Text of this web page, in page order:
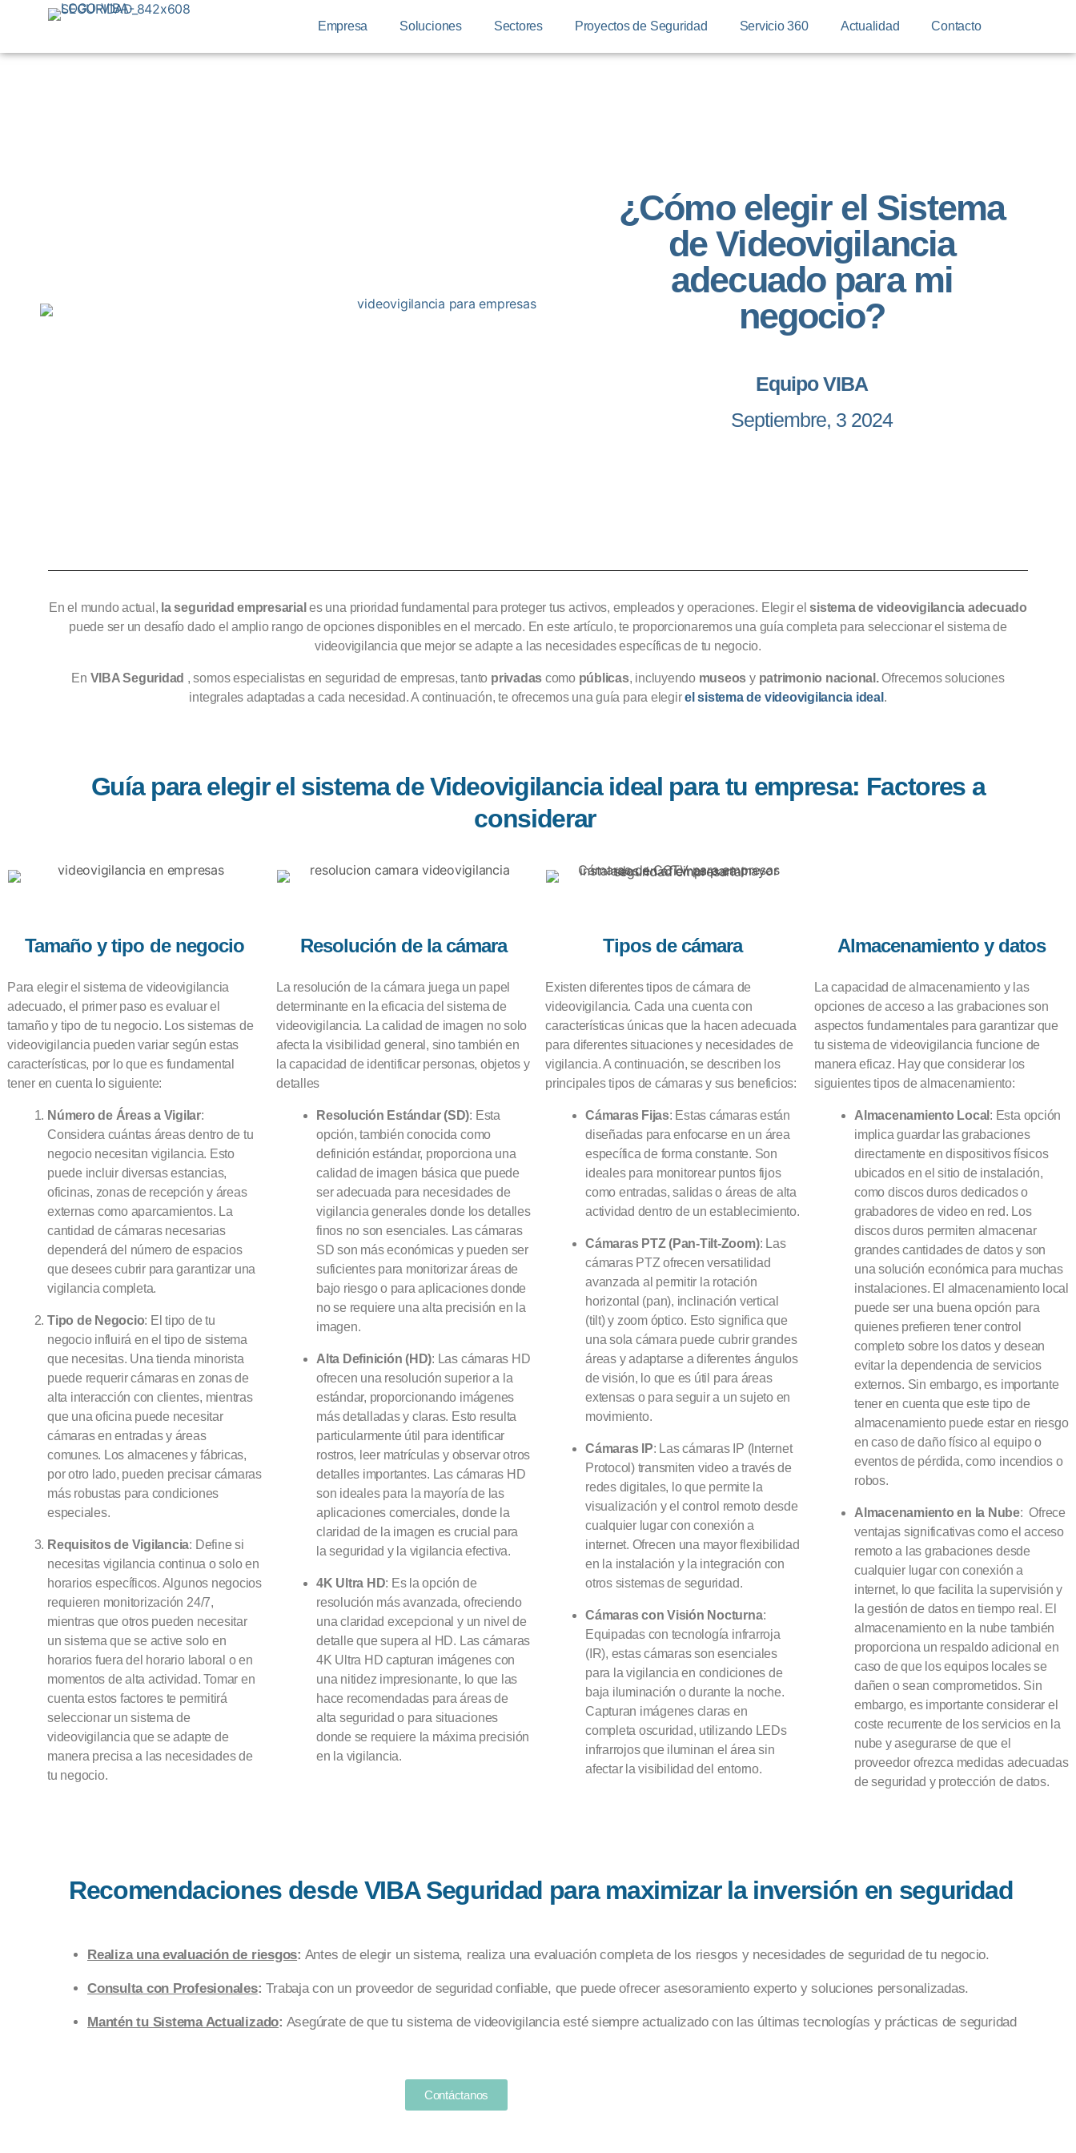
Empresa Soluciones Sectores Proyectos de Seguridad Servicio 360 Actualidad Contacto
¿Cómo elegir el Sistema
de Videovigilancia
adecuado para mi
negocio?
Equipo VIBA
Septiembre, 3 2024
En el mundo actual, la seguridad empresarial es una prioridad fundamental para proteger tus activos, empleados y operaciones. Elegir elsistema de videovigilancia adecuado
puede ser un desafío dado el amplio rango de opciones disponibles en el mercado. En este artículo, te proporcionaremos una guía completa para seleccionar el sistema de
videovigilancia que mejor se adapte a las necesidades específicas de tu negocio.
En VIBA Seguridad , somos especialistas en seguridad de empresas, tanto privadas como públicas, incluyendo museos y patrimonio nacional.Ofrecemos soluciones
integrales adaptadas a cada necesidad. A continuación, te ofrecemos una guía para elegirel sistema de videovigilancia ideal .
Guía para elegir el sistema de Videovigilancia ideal para tu empresa: Factores a
considerar
Tamaño y tipo de negocio
Para elegir el sistema de videovigilancia
adecuado, el primer paso es evaluar el
tamaño y tipo de tu negocio. Los sistemas de
videovigilancia pueden variar según estas
características, por lo que es fundamental
tener en cuenta lo siguiente:
Número de Áreas a Vigilar:
Considera cuántas áreas dentro de tu
negocio necesitan vigilancia. Esto
puede incluir diversas estancias,
oficinas, zonas de recepción y áreas
externas como aparcamientos. La
cantidad de cámaras necesarias
dependerá del número de espacios
que desees cubrir para garantizar una
vigilancia completa.
Tipo de Negocio: El tipo de tu
negocio influirá en el tipo de sistema
que necesitas. Una tienda minorista
puede requerir cámaras en zonas de
alta interacción con clientes, mientras
que una oficina puede necesitar
cámaras en entradas y áreas
comunes. Los almacenes y fábricas,
por otro lado, pueden precisar cámaras
más robustas para condiciones
especiales.
Requisitos de Vigilancia: Define si
necesitas vigilancia continua o solo en
horarios específicos. Algunos negocios
requieren monitorización 24/7,
mientras que otros pueden necesitar
un sistema que se active solo en
horarios fuera del horario laboral o en
momentos de alta actividad. Tomar en
cuenta estos factores te permitirá
seleccionar un sistema de
videovigilancia que se adapte de
manera precisa a las necesidades de
tu negocio.
Resolución de la cámara
La resolución de la cámara juega un papel
determinante en la eficacia del sistema de
videovigilancia. La calidad de imagen no solo
afecta la visibilidad general, sino también en
la capacidad de identificar personas, objetos y
detalles
Resolución Estándar (SD): Esta
opción, también conocida como
definición estándar, proporciona una
calidad de imagen básica que puede
ser adecuada para necesidades de
vigilancia generales donde los detalles
finos no son esenciales. Las cámaras
SD son más económicas y pueden ser
suficientes para monitorizar áreas de
bajo riesgo o para aplicaciones donde
no se requiere una alta precisión en la
imagen.
Alta Definición (HD): Las cámaras HD
ofrecen una resolución superior a la
estándar, proporcionando imágenes
más detalladas y claras. Esto resulta
particularmente útil para identificar
rostros, leer matrículas y observar otros
detalles importantes. Las cámaras HD
son ideales para la mayoría de las
aplicaciones comerciales, donde la
claridad de la imagen es crucial para
la seguridad y la vigilancia efectiva.
4K Ultra HD: Es la opción de
resolución más avanzada, ofreciendo
una claridad excepcional y un nivel de
detalle que supera al HD. Las cámaras
4K Ultra HD capturan imágenes con
una nitidez impresionante, lo que las
hace recomendadas para áreas de
alta seguridad o para situaciones
donde se requiere la máxima precisión
en la vigilancia.
Tipos de cámara
Existen diferentes tipos de cámara de
videovigilancia. Cada una cuenta con
características únicas que la hacen adecuada
para diferentes situaciones y necesidades de
vigilancia. A continuación, se describen los
principales tipos de cámaras y sus beneficios:
Cámaras Fijas: Estas cámaras están
diseñadas para enfocarse en un área
específica de forma constante. Son
ideales para monitorear puntos fijos
como entradas, salidas o áreas de alta
actividad dentro de un establecimiento.
Cámaras PTZ (Pan-Tilt-Zoom): Las
cámaras PTZ ofrecen versatilidad
avanzada al permitir la rotación
horizontal (pan), inclinación vertical
(tilt) y zoom óptico. Esto significa que
una sola cámara puede cubrir grandes
áreas y adaptarse a diferentes ángulos
de visión, lo que es útil para áreas
extensas o para seguir a un sujeto en
movimiento.
Cámaras IP: Las cámaras IP (Internet
Protocol) transmiten video a través de
redes digitales, lo que permite la
visualización y el control remoto desde
cualquier lugar con conexión a
internet. Ofrecen una mayor flexibilidad
en la instalación y la integración con
otros sistemas de seguridad.
Cámaras con Visión Nocturna:
Equipadas con tecnología infrarroja
(IR), estas cámaras son esenciales
para la vigilancia en condiciones de
baja iluminación o durante la noche.
Capturan imágenes claras en
completa oscuridad, utilizando LEDs
infrarrojos que iluminan el área sin
afectar la visibilidad del entorno.
Almacenamiento y datos
La capacidad de almacenamiento y las
opciones de acceso a las grabaciones son
aspectos fundamentales para garantizar que
tu sistema de videovigilancia funcione de
manera eficaz. Hay que considerar los
siguientes tipos de almacenamiento:
Almacenamiento Local : Esta opción
implica guardar las grabaciones
directamente en dispositivos físicos
ubicados en el sitio de instalación,
como discos duros dedicados o
grabadores de video en red. Los
discos duros permiten almacenar
grandes cantidades de datos y son
una solución económica para muchas
instalaciones. El almacenamiento local
puede ser una buena opción para
quienes prefieren tener control
completo sobre los datos y desean
evitar la dependencia de servicios
externos. Sin embargo, es importante
tener en cuenta que este tipo de
almacenamiento puede estar en riesgo
en caso de daño físico al equipo o
eventos de pérdida, como incendios o
robos.
Almacenamiento en la Nube: Ofrece
ventajas significativas como el acceso
remoto a las grabaciones desde
cualquier lugar con conexión a
internet, lo que facilita la supervisión y
la gestión de datos en tiempo real. El
almacenamiento en la nube también
proporciona un respaldo adicional en
caso de que los equipos locales se
dañen o sean comprometidos. Sin
embargo, es importante considerar el
coste recurrente de los servicios en la
nube y asegurarse de que el
proveedor ofrezca medidas adecuadas
de seguridad y protección de datos.
Recomendaciones desde VIBA Seguridad para maximizar la inversión en seguridad
Realiza una evaluación de riesgos: Antes de elegir un sistema, realiza una evaluación completa de los riesgos y necesidades de seguridad de tu negocio.
Consulta con Profesionales: Trabaja con un proveedor de seguridad confiable, que puede ofrecer asesoramiento experto y soluciones personalizadas.
Mantén tu Sistema Actualizado: Asegúrate de que tu sistema de videovigilancia esté siempre actualizado con las últimas tecnologías y prácticas de seguridad
Contáctanos